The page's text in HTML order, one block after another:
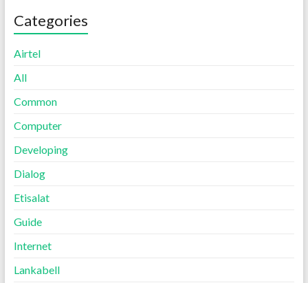
Categories
Airtel
All
Common
Computer
Developing
Dialog
Etisalat
Guide
Internet
Lankabell